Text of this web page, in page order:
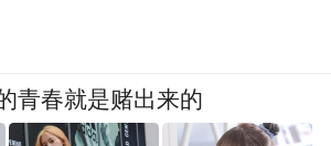
青春就是赌出来的